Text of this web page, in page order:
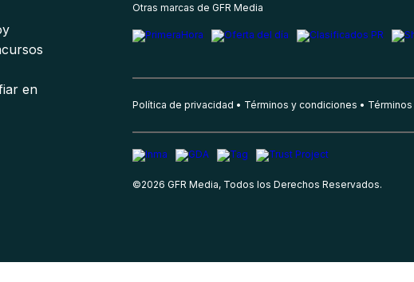
en
Otras marcas de GFR Media
Política de privacidad Términos y condiciones
©2026 GFR Media, Todos los Derechos Reservados.